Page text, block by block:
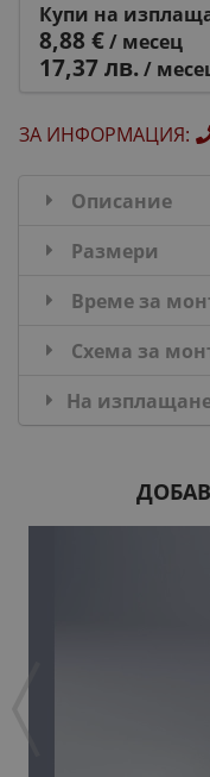
Купи на
8,88 €/ месец
17,37 лв./
ЗА ИНФОРМАЦИЯ:
Описание
Размери
Време за
Схема за
На